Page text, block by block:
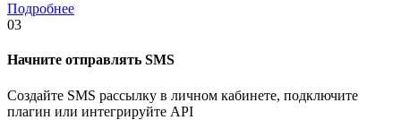
Подробнее
03
Начните отправлять SMS
Создайте SMS рассылку в личном кабинете, подключите
плагин или интегрируйте API